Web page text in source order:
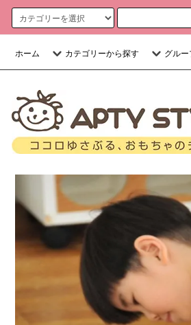
ホーム カテゴリーから探す グル